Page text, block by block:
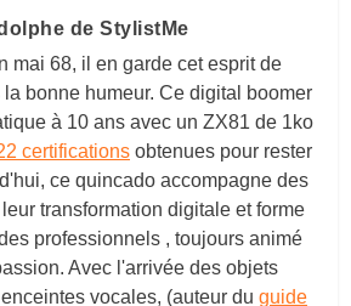
de StylistMe
mai 68, il en garde cet esprit de
bonne humeur. Ce digital boomer
à 10 ans avec un ZX81 de 1ko
certifications obtenues pour rester
ce quincado accompagne des
transformation digitale et forme
professionnels , toujours animé
Avec l'arrivée des objets
vocales, (auteur du guide